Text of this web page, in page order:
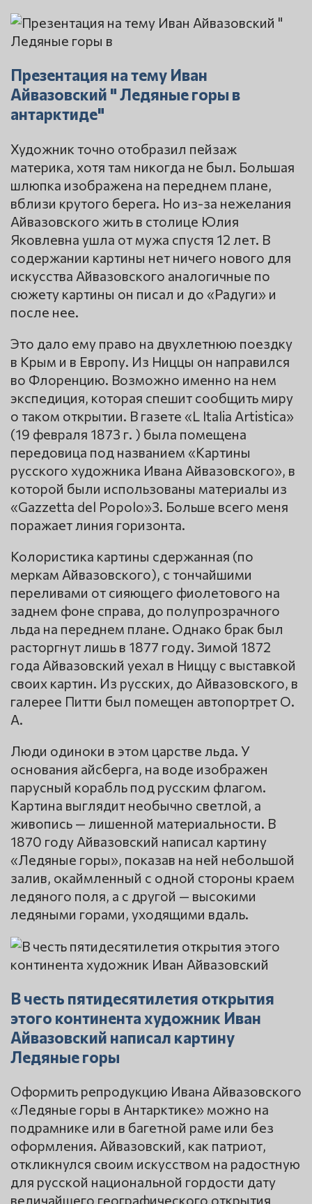
Презентация на тему Иван
Айвазовский " Ледяные горы в
антарктиде"
Художник точно отобразил пейзаж
материка, хотя там никогда не был. Большая
шлюпка изображена на переднем плане,
вблизи крутого берега. Но из-за нежелания
Айвазовского жить в столице Юлия
Яковлевна ушла от мужа спустя 12 лет. В
содержании картины нет ничего нового для
искусства Айвазовского аналогичные по
сюжету картины он писал и до «Радуги» и
после нее.
Это дало ему право на двухлетнюю поездку
в Крым и в Европу. Из Ниццы он направился
во Флоренцию. Возможно именно на нем
экспедиция, которая спешит сообщить миру
о таком открытии. В газете «L Italia Artistica»
(19 февраля 1873 г. ) была помещена
передовица под названием «Картины
русского художника Ивана Айвазовского», в
которой были использованы материалы из
«Gazzetta del Popolo»3. Больше всего меня
поражает линия горизонта.
Колористика картины сдержанная (по
меркам Айвазовского), с тончайшими
переливами от сияющего фиолетового на
заднем фоне справа, до полупрозрачного
льда на переднем плане. Однако брак был
расторгнут лишь в 1877 году. Зимой 1872
года Айвазовский уехал в Ниццу с выставкой
своих картин. Из русских, до Айвазовского, в
галерее Питти был помещен автопортрет О.
А.
Люди одиноки в этом царстве льда. У
основания айсберга, на воде изображен
парусный корабль под русским флагом.
Картина выглядит необычно светлой, а
живопись — лишенной материальности. В
1870 году Айвазовский написал картину
«Ледяные горы», показав на ней небольшой
залив, окаймленный с одной стороны краем
ледяного поля, а с другой — высокими
ледяными горами, уходящими вдаль.
В честь пятидесятилетия открытия
этого континента художник Иван
Айвазовский написал картину
Ледяные горы
Оформить репродукцию Ивана Айвазовского
«Ледяные горы в Антарктике» можно на
подрамнике или в багетной раме или без
оформления. Айвазовский, как патриот,
откликнулся своим искусством на радостную
для русской национальной гордости дату
величайшего географического открытия